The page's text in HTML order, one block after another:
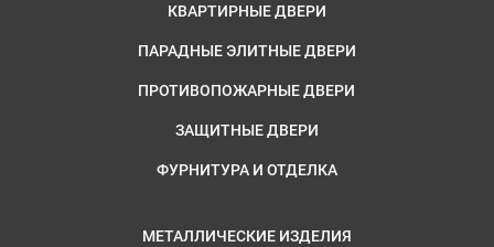
КВАРТИРНЫЕ ДВЕРИ
ПАРАДНЫЕ ЭЛИТНЫЕ ДВЕРИ
ПРОТИВОПОЖАРНЫЕ ДВЕРИ
ЗАЩИТНЫЕ ДВЕРИ
ФУРНИТУРА И ОТДЕЛКА
МЕТАЛЛИЧЕСКИЕ ИЗДЕЛИЯ